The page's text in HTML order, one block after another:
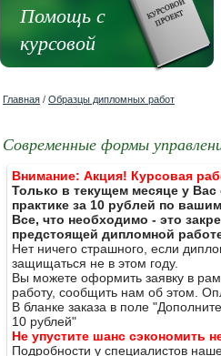
Помощь с
курсовой
Главная / Образцы дипломных работ
Современные формы
Внимание: Акция! Курсовая
Только в текущем месяце у
практике за 10 рублей по
Все, что необходимо - это
предстоящей дипломной
Нет ничего страшного, если
защищаться не в этом году.
Вы можете оформить заявку в
работу, сообщить нам об этом.
В бланке заказа в поле
10 рублей"
Не упустите шанс сэкономить
Подробности у специалистов